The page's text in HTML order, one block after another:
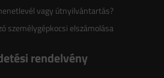
vagy útnyilvántartás?
személygépkocsi elszámolása
rendelvény